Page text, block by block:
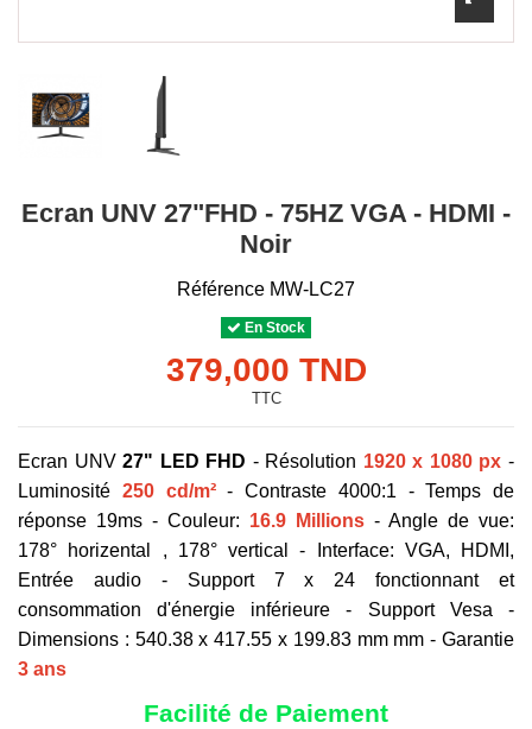
Ecran UNV 27"FHD - 75HZ VGA - HDMI -
Noir
Référence MW-LC27
En Stock
379,000 TND
TTC
Ecran UNV27" LED FHD - Résolution 1920 x 1080 px -
Luminosité 250 cd/m²- Contraste 4000:1 - Temps de
réponse 19ms - Couleur: 16.9 Millions - Angle de vue:
178° horizental , 178° vertical - Interface: VGA, HDMI,
Entrée audio - Support 7 x 24 fonctionnant et
consommation d'énergie inférieure - Support Vesa -
Dimensions : 540.38 x 417.55 x 199.83 mm mm - Garantie
3 ans
Facilité de Paiement